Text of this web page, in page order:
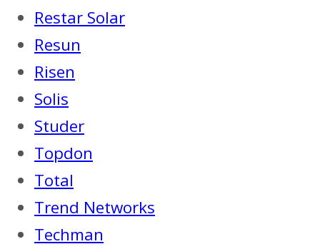
Restar Solar
Resun
Risen
Solis
Studer
Topdon
Total
Trend Networks
Techman